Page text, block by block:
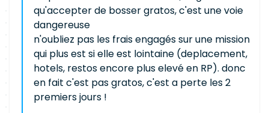
qu'accepter de bosser gratos, c'est une voie
dangereuse
n'oubliez pas les frais engagés sur une mission
qui plus est si elle est lointaine (deplacement,
hotels, restos encore plus elevé en RP). donc
en fait c'est pas gratos, c'est a perte les 2
premiers jours !